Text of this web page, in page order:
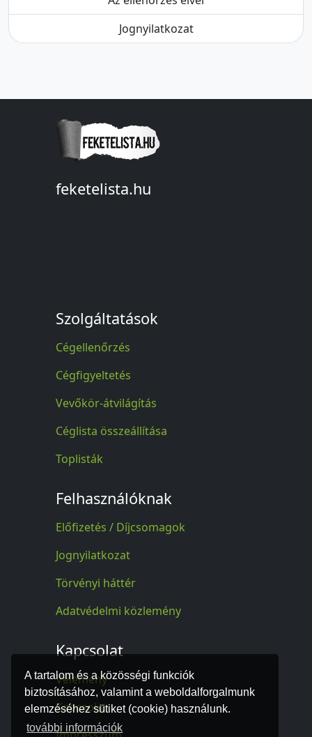
A tartalom és a közösségi funkciók
biztosításához, valamint a weboldalforgalmunk
elemzéséhez sütiket (cookie) használunk.
további információk
Jognyilatkozat
feketelista.hu
Szolgáltatások
Cégellenőrzés
Cégfigyeltetés
Vevőkör-átvilágítás
Céglista összeállítása
Toplisták
Felhasználóknak
Előfizetés / Díjcsomagok
Jognyilatkozat
Törvényi háttér
Adatvédelmi közlemény
Kapcsolat
Vélemény
Kapcsolat